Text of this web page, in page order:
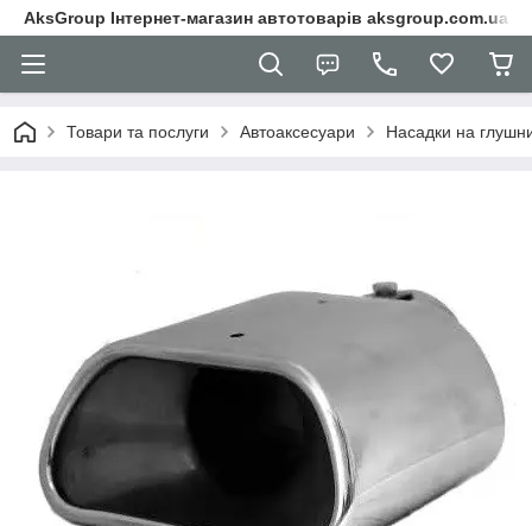
AksGroup Інтернет-магазин автотоварів aksgroup.com.ua
Товари та послуги Автоаксесуари Насадки на